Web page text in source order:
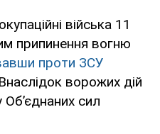
війська 11
припинення вогню
проти ЗСУ
ворожих дій
сил